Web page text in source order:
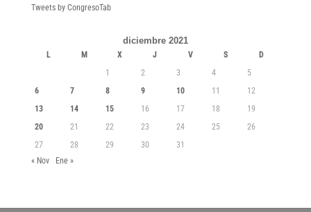
Tweets by CongresoTab
diciembre 2021
L M X J V S
D
1
2 3 4
5
6
7 8 9 10 11
12
13
14 15 16 17 18
19
20
21 22 23 24 25
26
27
28 29 30
31
« Nov
Ene »